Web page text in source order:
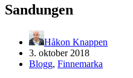
Sandungen
Håkon Knappen
3. oktober 2018
Blogg, Finnemarka